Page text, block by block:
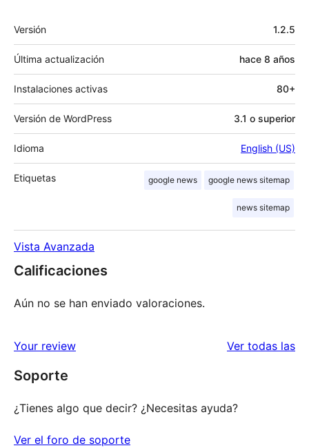
Meta
Versión 1.2.5
Última actualización hace 8 años
Instalaciones activas 80+
Versión de WordPress 3.1 o superior
Idioma English (US)
Etiquetas google news google news sitemap
news sitemap
Vista Avanzada
Calificaciones
Aún no se han enviado valoraciones.
Your review Ver todas las
Soporte
¿Tienes algo que decir? ¿Necesitas ayuda?
Ver el foro de soporte